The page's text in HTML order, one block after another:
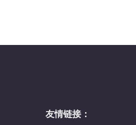
友情链接：